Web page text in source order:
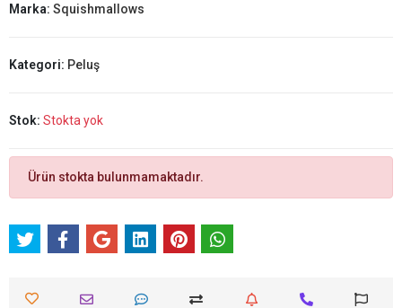
Marka: Squishmallows
Kategori: Peluş
Stok: Stokta yok
Ürün stokta bulunmamaktadır.